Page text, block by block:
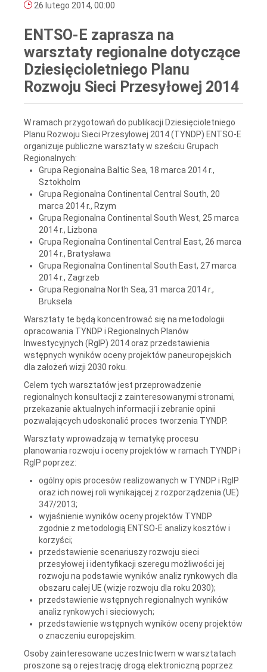
26 lutego 2014, 00:00
ENTSO-E zaprasza na
warsztaty regionalne dotyczące
Dziesięcioletniego Planu
Rozwoju Sieci Przesyłowej 2014
W ramach przygotowań do publikacji Dziesięcioletniego
Planu Rozwoju Sieci Przesyłowej 2014 (TYNDP) ENTSO-E
organizuje publiczne warsztaty w sześciu Grupach
Regionalnych:
Grupa Regionalna Baltic Sea, 18 marca 2014 r.,
Sztokholm
Grupa Regionalna Continental Central South, 20
marca 2014 r., Rzym
Grupa Regionalna Continental South West, 25 marca
2014 r., Lizbona
Grupa Regionalna Continental Central East, 26 marca
2014 r., Bratysława
Grupa Regionalna Continental South East, 27 marca
2014 r., Zagrzeb
Grupa Regionalna North Sea, 31 marca 2014 r.,
Bruksela
Warsztaty te będą koncentrować się na metodologii
opracowania TYNDP i Regionalnych Planów
Inwestycyjnych (RgIP) 2014 oraz przedstawienia
wstępnych wyników oceny projektów paneuropejskich
dla założeń wizji 2030 roku.
Celem tych warsztatów jest przeprowadzenie
regionalnych konsultacji z zainteresowanymi stronami,
przekazanie aktualnych informacji i zebranie opinii
pozwalających udoskonalić proces tworzenia TYNDP.
Warsztaty wprowadzają w tematykę procesu
planowania rozwoju i oceny projektów w ramach TYNDP i
RgIP poprzez:
ogólny opis procesów realizowanych w TYNDP i RgIP
oraz ich nowej roli wynikającej z rozporządzenia (UE)
347/2013;
wyjaśnienie wyników oceny projektów TYNDP
zgodnie z metodologią ENTSO-E analizy kosztów i
korzyści;
przedstawienie scenariuszy rozwoju sieci
przesyłowej i identyfikacji szeregu możliwości jej
rozwoju na podstawie wyników analiz rynkowych dla
obszaru całej UE (wizje rozwoju dla roku 2030);
przedstawienie wstępnych regionalnych wyników
analiz rynkowych i sieciowych;
przedstawienie wstępnych wyników oceny projektów
o znaczeniu europejskim.
Osoby zainteresowane uczestnictwem w warsztatach
proszone są o rejestrację drogą elektroniczną poprzez